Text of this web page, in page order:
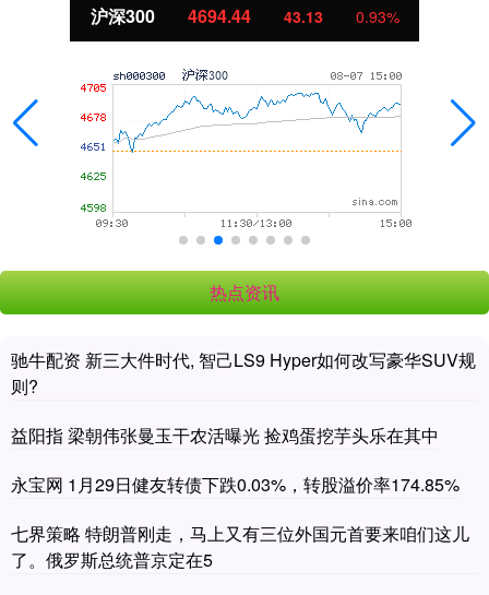
北证50 1134.24 11.37 1.01%
热点资讯
驰牛配资 新三大件时代, 智己LS9 Hyper如何改写豪华SUV规
则?
益阳指 梁朝伟张曼玉干农活曝光 捡鸡蛋挖芋头乐在其中
永宝网 1月29日健友转债下跌0.03%，转股溢价率174.85%
七界策略 特朗普刚走，马上又有三位外国元首要来咱们这儿
了。俄罗斯总统普京定在5